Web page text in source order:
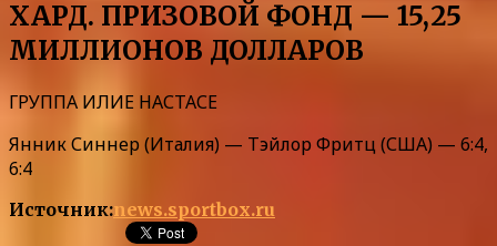
ХАРД. ПРИЗОВОЙ ФОНД — 15,25
МИЛЛИОНОВ ДОЛЛАРОВ
ГРУППА ИЛИЕ НАСТАСЕ
Янник Синнер (Италия) — Тэйлор Фритц (США) — 6:4,
6:4
Источник:news.sportbox.ru